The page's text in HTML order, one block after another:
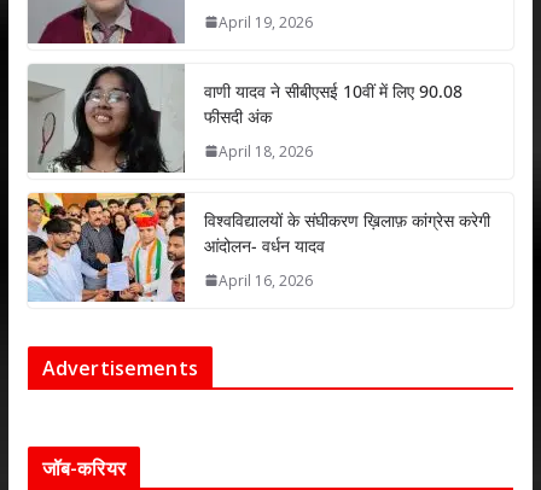
April 19, 2026
वाणी यादव ने सीबीएसई 10वीं में लिए 90.08
फीसदी अंक
April 18, 2026
विश्वविद्यालयों के संघीकरण ख़िलाफ़ कांग्रेस करेगी
आंदोलन- वर्धन यादव
April 16, 2026
Advertisements
जॉब-करियर